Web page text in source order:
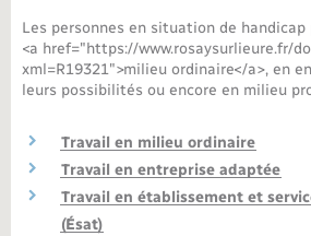
Nouvel habitant
Nouvelle activité
Numérique
Organisation d’événement
Les personnes en situation de
<a href="https://www.rosaysurlieure.fr/
xml=R19321">milieu ordinaire</a>, en
leurs possibilités ou encore en milieu
Travail en milieu ordinaire
Travail en entreprise adaptée
Travail en établissement et
(Ésat)